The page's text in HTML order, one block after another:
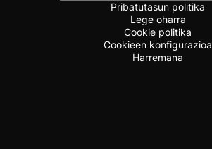
Pribatutasun politika
Lege oharra
Cookie politika
Cookieen konfigurazioa
Harremana